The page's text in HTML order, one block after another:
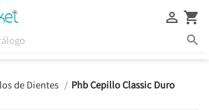

 
de Dientes Phb Cepillo Classic Duro